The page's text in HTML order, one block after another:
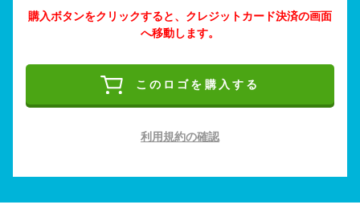
購入ボタンをクリックすると、クレジットカード決済の画面
へ移動します。
このロゴを購入する
利用規約の確認